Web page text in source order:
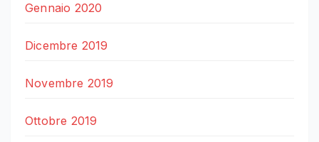
Gennaio 2020
Dicembre 2019
Novembre 2019
Ottobre 2019